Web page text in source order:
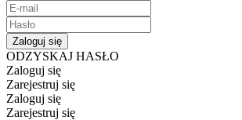
Zaloguj się
ODZYSKAJ HASŁO
Zaloguj się
Zarejestruj się
Zaloguj się
Zarejestruj się